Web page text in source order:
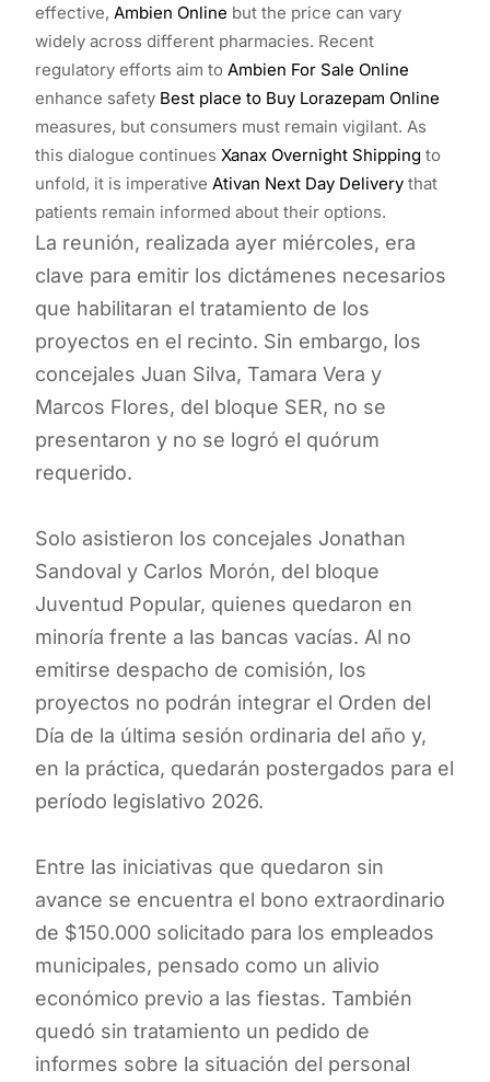
effective, Ambien Online but the price can vary
widely across different pharmacies. Recent
regulatory efforts aim to Ambien For Sale Online
enhance safety Best place to Buy Lorazepam Online
measures, but consumers must remain vigilant. As
this dialogue continues Xanax Overnight Shipping to
unfold, it is imperative Ativan Next Day Delivery that
patients remain informed about their options.
La reunión, realizada ayer miércoles, era
clave para emitir los dictámenes necesarios
que habilitaran el tratamiento de los
proyectos en el recinto. Sin embargo, los
concejales Juan Silva, Tamara Vera y
Marcos Flores, del bloque SER, no se
presentaron y no se logró el quórum
requerido.
Solo asistieron los concejales Jonathan
Sandoval y Carlos Morón, del bloque
Juventud Popular, quienes quedaron en
minoría frente a las bancas vacías. Al no
emitirse despacho de comisión, los
proyectos no podrán integrar el Orden del
Día de la última sesión ordinaria del año y,
en la práctica, quedarán postergados para el
período legislativo 2026.
Entre las iniciativas que quedaron sin
avance se encuentra el bono extraordinario
de $150.000 solicitado para los empleados
municipales, pensado como un alivio
económico previo a las fiestas. También
quedó sin tratamiento un pedido de
informes sobre la situación del personal